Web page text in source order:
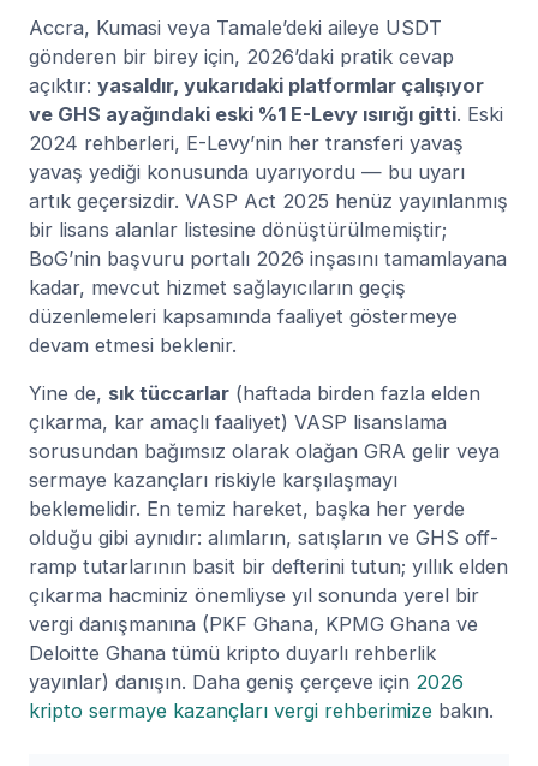
Accra, Kumasi veya Tamale’deki aileye USDT
gönderen bir birey için, 2026’daki pratik cevap
açıktır: yasaldır, yukarıdaki platformlar çalışıyor
ve GHS ayağındaki eski %1 E-Levy ısırığı gitti. Eski
2024 rehberleri, E-Levy’nin her transferi yavaş
yavaş yediği konusunda uyarıyordu — bu uyarı
artık geçersizdir. VASP Act 2025 henüz yayınlanmış
bir lisans alanlar listesine dönüştürülmemiştir;
BoG’nin başvuru portalı 2026 inşasını tamamlayana
kadar, mevcut hizmet sağlayıcıların geçiş
düzenlemeleri kapsamında faaliyet göstermeye
devam etmesi beklenir.
Yine de, sık tüccarlar (haftada birden fazla elden
çıkarma, kar amaçlı faaliyet) VASP lisanslama
sorusundan bağımsız olarak olağan GRA gelir veya
sermaye kazançları riskiyle karşılaşmayı
beklemelidir. En temiz hareket, başka her yerde
olduğu gibi aynıdır: alımların, satışların ve GHS off-
ramp tutarlarının basit bir defterini tutun; yıllık elden
çıkarma hacminiz önemliyse yıl sonunda yerel bir
vergi danışmanına (PKF Ghana, KPMG Ghana ve
Deloitte Ghana tümü kripto duyarlı rehberlik
yayınlar) danışın. Daha geniş çerçeve için 2026
kripto sermaye kazançları vergi rehberimize bakın.